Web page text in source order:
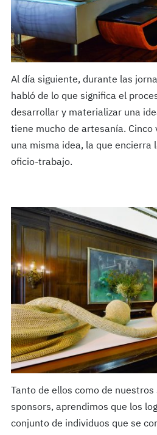
Al día siguiente, durante las
habló de lo que significa el
desarrollar y materializar una
tiene mucho de artesanía. Cinco
una misma idea, la que encierra
oficio-trabajo.
Tanto de ellos como de
sponsors, aprendimos que los
conjunto de individuos que se